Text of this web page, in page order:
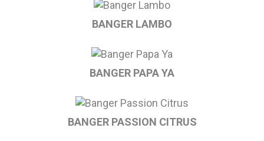
BANGER LAMBO
BANGER PAPA YA
BANGER PASSION CITRUS